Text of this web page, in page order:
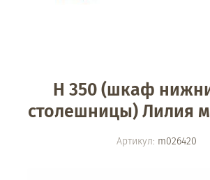
Н 350 (шкаф
столешницы) Лилия
Артикул: m026420